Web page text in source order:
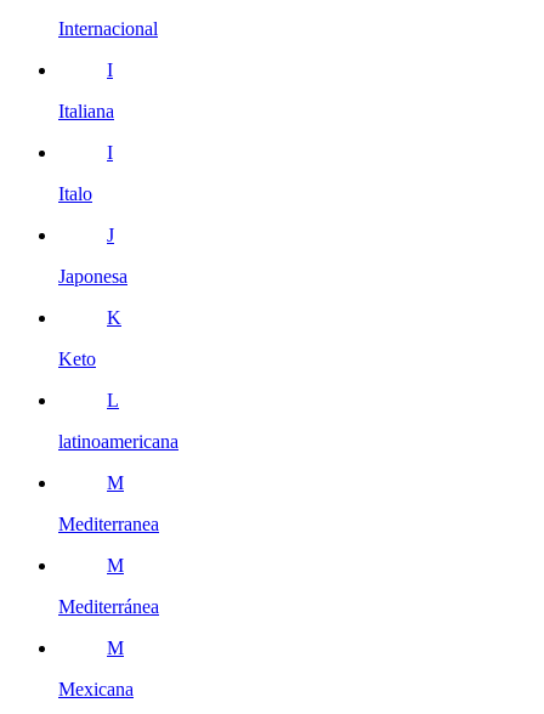
Internacional
I
Italiana
I
Italo
J
Japonesa
K
Keto
L
latinoamericana
M
Mediterranea
M
Mediterránea
M
Mexicana